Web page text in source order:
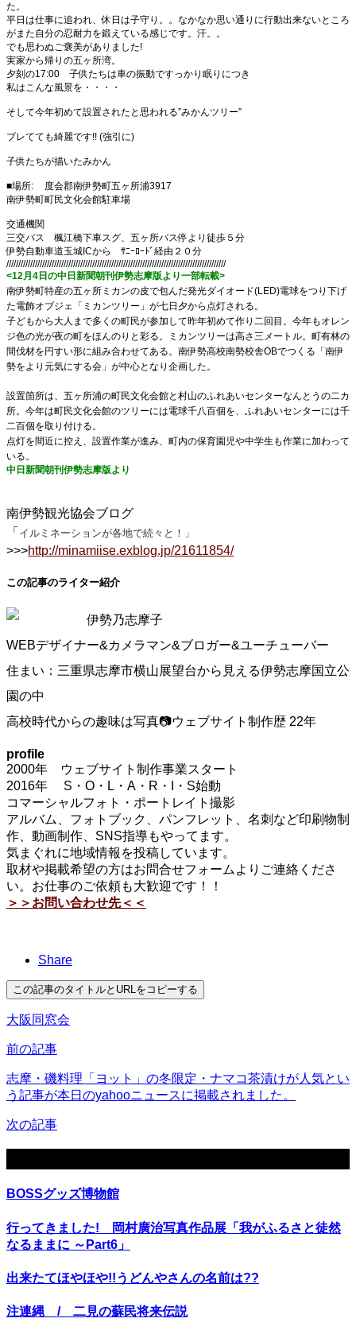
た。
平日は仕事に追われ、休日は子守り。。なかなか思い通りに行動出来ないところ
がまた自分の忍耐力を鍛えている感じです。汗。。
でも思わぬご褒美がありました!
実家から帰りの五ヶ所湾。
夕刻の17:00 子供たちは車の振動ですっかり眠りにつき
私はこんな風景を・・・・
そして今年初めて設置されたと思われる”みかんツリー”
ブレてても綺麗です!! (強引に)
子供たちが描いたみかん
■場所:
度会郡南伊勢町五ヶ所浦3917
南伊勢町町民文化会館駐車場
交通機関
三交バス 楓江橋下車スグ、五ヶ所バス停より徒歩５分
伊勢自動車道玉城ICから ｻﾆｰﾛｰﾄﾞ経由２０分
////////////////////////////////////////////////////////////////////////////////////////////
<12月4日の中日新聞朝刊伊勢志摩版より一部転載>
南伊勢町特産の五ヶ所ミカンの皮で包んだ発光ダイオード(LED)電球をつり下げ
た電飾オブジェ「ミカンツリー」が七日夕から点灯される。
子どもから大人まで多くの町民が参加して昨年初めて作り二回目。 今年もオレン
ジ色の光が夜の町をほんのりと彩る。
ミカンツリーは高さ三メートル。町有林の
間伐材を円すい形に組み合わせてある。南伊勢高校南勢校舎OBでつくる「南伊
勢をより元気にする会」が中心となり企画した。
設置箇所は、五ヶ所浦の町民文化会館と村山のふれあいセンターなんとうの二カ
所。今年は町民文化会館のツリーには電球千八百個を、ふれあいセンターには千
二百個を取り付ける。
点灯を間近に控え、設置作業が進み、町内の保育園児や中学生も作業に加わって
いる。
中日新聞朝刊伊勢志摩版より
南伊勢観光協会ブログ
「 イルミネーションが各地で続々と！」
>>>http://minamiise.exblog.jp/21611854/
この記事のライター紹介
伊勢乃志摩子
WEBデザイナー&カメラマン&ブロガー&ユーチューバー
住まい：三重県志摩市横山展望台から見える伊勢志摩国立公
園の中
高校時代からの趣味は写真📷ウェブサイト制作歴 22年
profile
2000年 ウェブサイト制作事業スタート
2016年 S・O・L・A・R・I・S始動
コマーシャルフォト・ポートレイト撮影
アルバム、フォトブック、パンフレット、名刺など印刷物制
作、動画制作、SNS指導もやってます。
気まぐれに地域情報を投稿しています。
取材や掲載希望の方はお問合せフォームよりご連絡くださ
い。お仕事のご依頼も大歓迎です！！
＞＞お問い合わせ先＜＜
Share
この記事のタイトルとURLをコピーする
大阪同窓会
前の記事
志摩・磯料理「ヨット」の冬限定・ナマコ茶漬けが人気とい
う記事が本日のyahooニュースに掲載されました。
次の記事
BOSSグッズ博物館
行ってきました! 岡村廣治写真作品展「我がふるさと徒然
なるままに ～Part6」
出来たてほやほや!!うどんやさんの名前は??
注連縄 / 二見の蘇民将来伝説